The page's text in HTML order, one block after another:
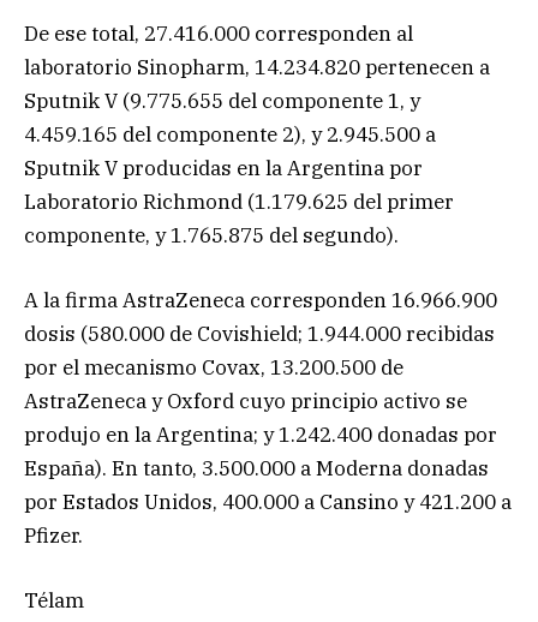
De ese total, 27.416.000 corresponden al
laboratorio Sinopharm, 14.234.820 pertenecen a
Sputnik V (9.775.655 del componente 1, y
4.459.165 del componente 2), y 2.945.500 a
Sputnik V producidas en la Argentina por
Laboratorio Richmond (1.179.625 del primer
componente, y 1.765.875 del segundo).
A la firma AstraZeneca corresponden 16.966.900
dosis (580.000 de Covishield; 1.944.000 recibidas
por el mecanismo Covax, 13.200.500 de
AstraZeneca y Oxford cuyo principio activo se
produjo en la Argentina; y 1.242.400 donadas por
España). En tanto, 3.500.000 a Moderna donadas
por Estados Unidos, 400.000 a Cansino y 421.200 a
Pfizer.
Télam